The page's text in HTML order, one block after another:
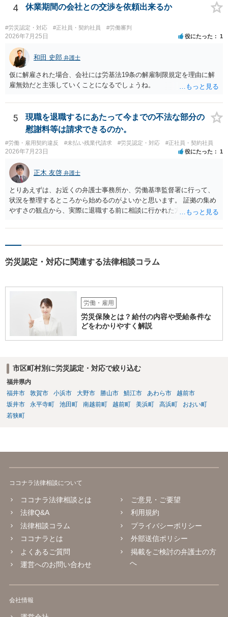
ください。 仮に会社が打切り補償をせずに解雇した場合は、不当解雇
に、受け取れる金銭はありますでしょうか？ 業務労災の場合は、会社
の安全配慮義務違反が認められると解されますので、会社の損害賠償
責任（治療費、通院慰謝料、入院費、入院慰謝料、後遺障害慰謝料、
逸失利益等）が認められる可能性が高いと思われます。 また、業務労
災での第三者行為傷害（同僚の不注意等による事故）の場合は、当該
第三者の賠償責任も考えられます。 労災で支払われた分は、損害額か
ら控除（損益相殺）されますが、それを超えた部分は、会社もしく
が・・・）。極めて専門的な話ですので、詳細もしくは対応を最寄り
の弁護士にご相談ください。 以上、ご参考まで。
4 休業期間の会社との交渉を依頼出来るか
#労災認定・対応 #正社員・契約社員 #労働審判
2026年7月25日 役にたった 1
和田 史郎 弁護士
仮に解雇された場合、会社には労基法19条の解雇制限規定を理由に解
雇無効だと主張していくことになるでしょうね。
5
現職を退職するにあたって今までの不法な部分の
慰謝料等は請求できるのか。
#労働・雇用契約違反 #未払い残業代請求 #労災認定・対応 #正社員・契約社員
2026年7月23日 役にたった 1
正木 友啓 弁護士
とりあえずは、お近くの弁護士事務所か、労働基準監督署に行って、
状況を整理するところから始めるのがよいかと思います。 証拠の集め
やすさの観点から、実際に退職する前に相談に行かれた方がよいかと
労災認定・対応に関連する法律相談コラム
労働・雇用
労災保険とは？給付の内容や受給条件な
どをわかりやすく解説
市区町村別に労災認定・対応で絞り込む
福井県内
福井市
敦賀市 小浜市 大野市 勝山市 鯖江市 あわら市
越前市
坂井市
永平寺町 池田町 南越前町 越前町 美浜町 高浜町
おおい町
若狭町
ココナラ法律相談について
ココナラ法律相談とは
法律Q&A
法律相談コラム
ココナラとは
よくあるご質問
運営へのお問い合わせ
ご意見・ご要望
利用規約
プライバシーポリシー
外部送信ポリシー
掲載をご検討の弁護士の方
へ
会社情報